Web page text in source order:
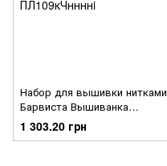
Набор для вышивки нитками
Барвиста Вышиванка
заготовки женского платья –
вышиванки Дерево жизни
1 303.20 грн